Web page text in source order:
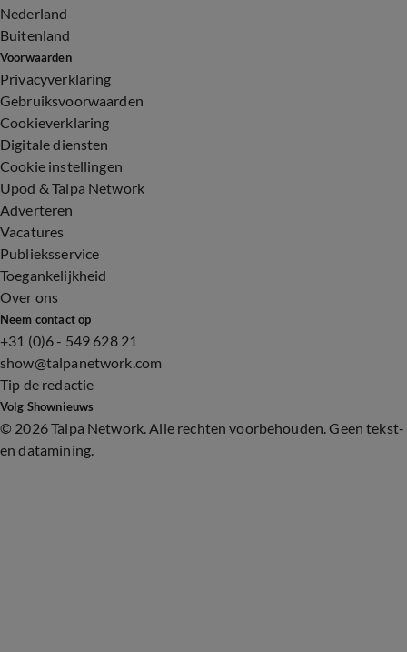
Nederland
Buitenland
Voorwaarden
Privacyverklaring
Gebruiksvoorwaarden
Cookieverklaring
Digitale diensten
Cookie instellingen
Upod & Talpa Network
Adverteren
Vacatures
Publieksservice
Toegankelijkheid
Over ons
Neem contact op
+31 (0)6 - 549 628 21
show@talpanetwork.com
Tip de redactie
Volg Shownieuws
© 2026 Talpa Network. Alle rechten voorbehouden. Geen tekst-
en datamining.